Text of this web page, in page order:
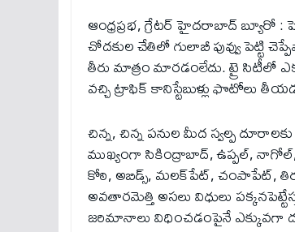
ఆంధ్రప్రభ, గ్రేటర్‌ హైదరాబాద్‌ బ్యూరో :
చోదకుల చేతిలో గులాబీ పువ్వు పెట్టి
తీరు మాత్రం మారడంలేదు. ట్రై సిటీలో
వచ్చి ట్రాఫిక్‌ కానిస్టేబుళ్లు ఫొటోలు
చిన్న, చిన్న పనుల మీద స్వల్ప
ముఖ్యంగా సికింద్రాబాద్‌, ఉప్పల్‌,
కోఠి, అబిడ్స్‌, మలక్‌పేట్‌, చంపాపేట్‌,
అవతారమెత్తి అసలు విధులు
జరిమానాలు విధించడంపైనే ఎక్కువగా